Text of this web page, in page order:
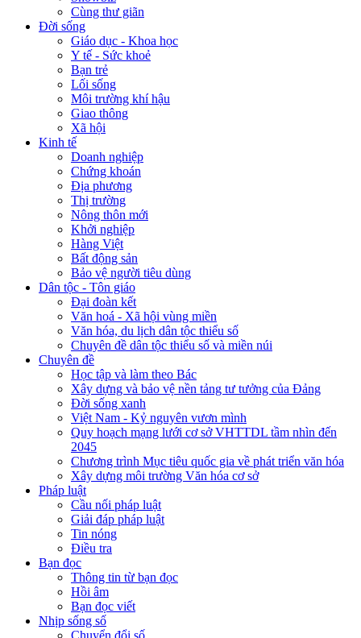
Cùng thư giãn
Đời sống
Giáo dục - Khoa học
Y tế - Sức khoẻ
Bạn trẻ
Lối sống
Môi trường khí hậu
Giao thông
Xã hội
Kinh tế
Doanh nghiệp
Chứng khoán
Địa phương
Thị trường
Nông thôn mới
Khởi nghiệp
Hàng Việt
Bất động sản
Bảo vệ người tiêu dùng
Dân tộc - Tôn giáo
Đại đoàn kết
Văn hoá - Xã hội vùng miền
Văn hóa, du lịch dân tộc thiểu số
Chuyên đề dân tộc thiểu số và miền núi
Chuyên đề
Học tập và làm theo Bác
Xây dựng và bảo vệ nền tảng tư tưởng của Đảng
Đời sống xanh
Việt Nam - Kỷ nguyên vươn mình
Quy hoạch mạng lưới cơ sở VHTTDL tầm nhìn đến
2045
Chương trình Mục tiêu quốc gia về phát triển văn hóa
Xây dựng môi trường Văn hóa cơ sở
Pháp luật
Cầu nối pháp luật
Giải đáp pháp luật
Tin nóng
Điều tra
Bạn đọc
Thông tin từ bạn đọc
Hồi âm
Bạn đọc viết
Nhịp sống số
Chuyển đổi số